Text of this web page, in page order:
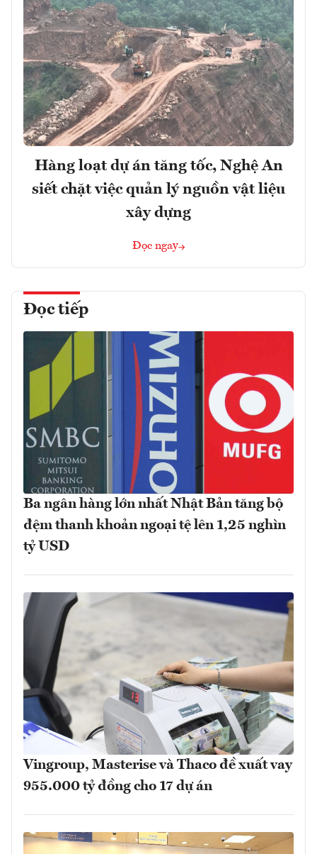
Hàng loạt dự án tăng tốc, Nghệ An
siết chặt việc quản lý nguồn vật liệu
xây dựng
Đọc ngay
Đọc tiếp
Ba ngân hàng lớn nhất Nhật Bản tăng bộ
đệm thanh khoản ngoại tệ lên 1,25 nghìn
tỷ USD
Vingroup, Masterise và Thaco đề xuất vay
955.000 tỷ đồng cho 17 dự án